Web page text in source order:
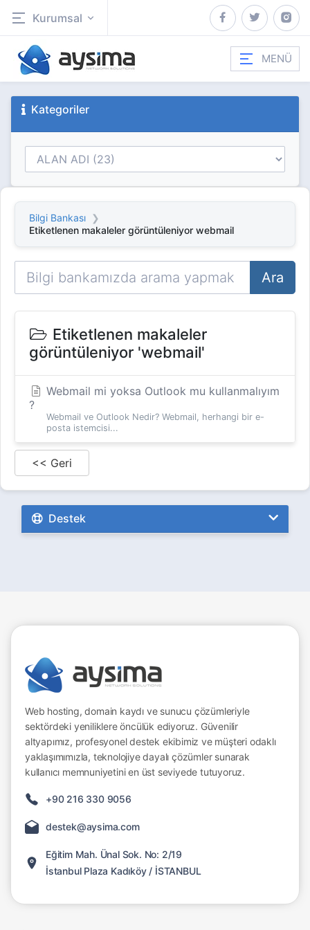
Kurumsal
MENÜ
Kategoriler
Bilgi Bankası
Etiketlenen makaleler görüntüleniyor webmail
Ara
Etiketlenen makaleler
görüntüleniyor 'webmail'
Webmail mi yoksa Outlook mu kullanmalıyım
?
Webmail ve Outlook Nedir? Webmail, herhangi bir e-
posta istemcisi...
<< Geri
Destek
Web hosting, domain kaydı ve sunucu çözümleriyle
sektördeki yeniliklere öncülük ediyoruz. Güvenilir
altyapımız, profesyonel destek ekibimiz ve müşteri odaklı
yaklaşımımızla, teknolojiye dayalı çözümler sunarak
kullanıcı memnuniyetini en üst seviyede tutuyoruz.
+90 216 330 9056
destek@aysima.com
Eğitim Mah. Ünal Sok. No: 2/19
İstanbul Plaza Kadıköy / İSTANBUL